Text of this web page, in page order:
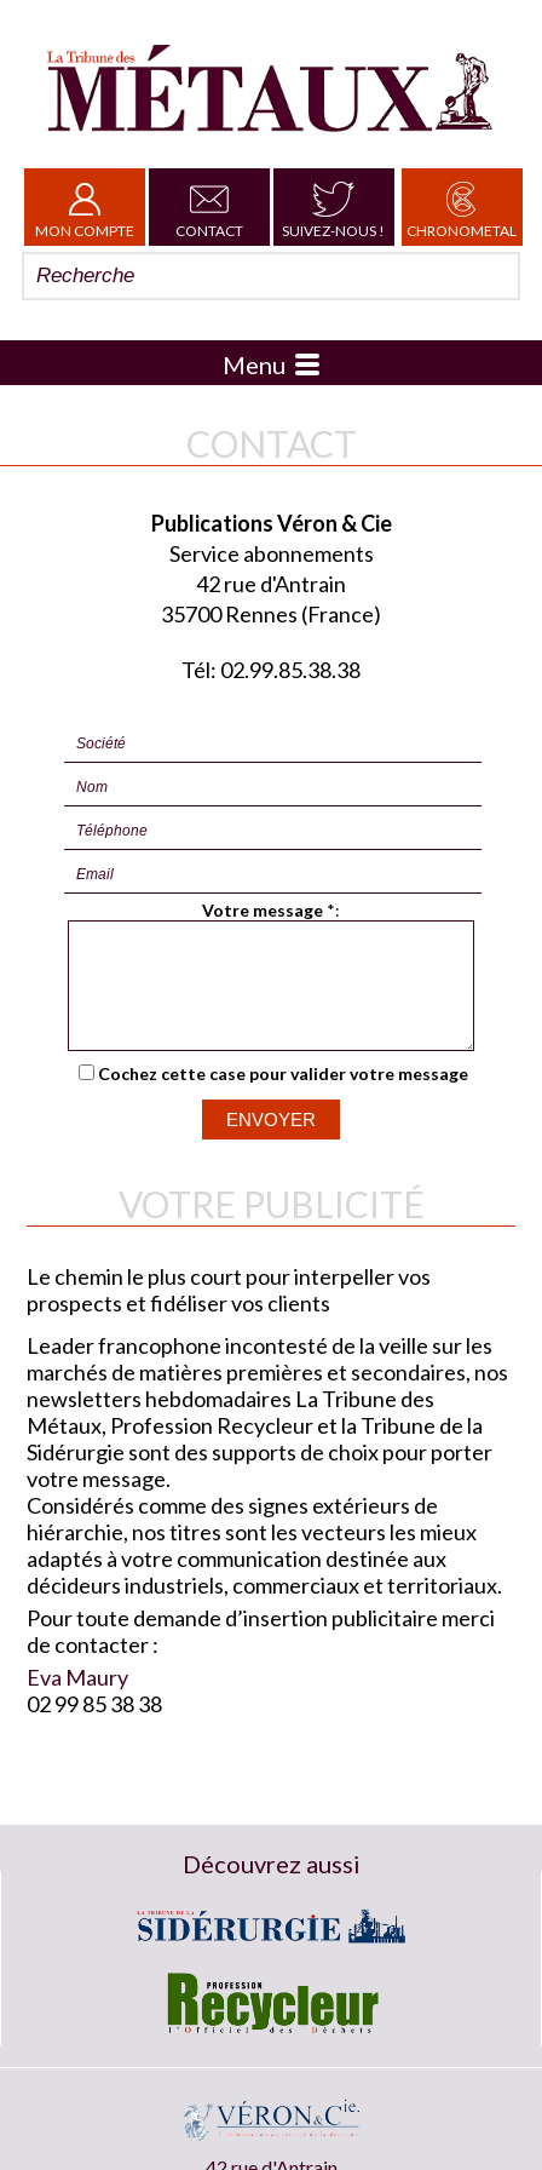
MON COMPTE CONTACT SUIVEZ-NOUS ! CHRONOMETAL
Menu
CONTACT
Publications Véron & Cie
Service abonnements
42 rue d'Antrain
35700 Rennes (France)
Tél: 02.99.85.38.38
Votre message *:
Cochez cette case pour valider votre message
VOTRE PUBLICITÉ
Le chemin le plus court pour interpeller vos
prospects et fidéliser vos clients
Leader francophone incontesté de la veille sur les
marchés de matières premières et secondaires, nos
newsletters hebdomadaires La Tribune des
Métaux, Profession Recycleur et la Tribune de la
Sidérurgie sont des supports de choix pour porter
votre message.
Considérés comme des signes extérieurs de
hiérarchie, nos titres sont les vecteurs les mieux
adaptés à votre communication destinée aux
décideurs industriels, commerciaux et territoriaux.
Pour toute demande d’insertion publicitaire merci
de contacter :
Eva Maury
02 99 85 38 38
Découvrez aussi